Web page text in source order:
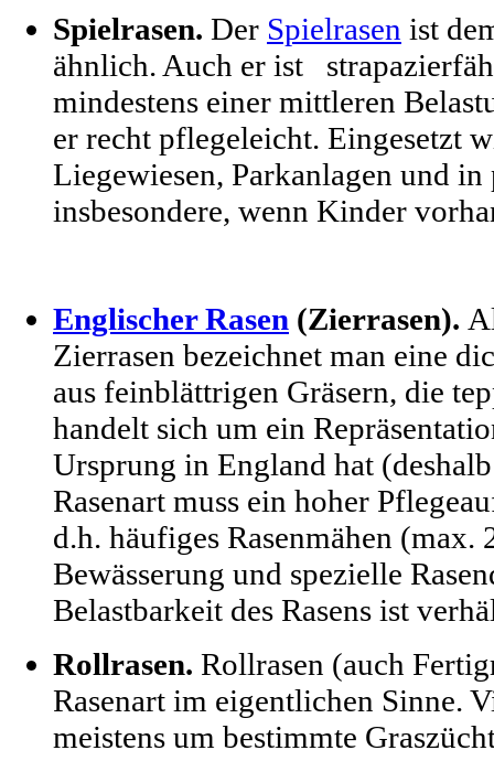
Spielrasen. Der Spielrasen ist
ähnlich. Auch er ist
mindestens einer mittleren
er recht pflegeleicht. Eingesetzt
Liegewiesen, Parkanlagen und
insbesondere, wenn Kinder
Englischer Rasen (Zierrasen).
Zierrasen bezeichnet man eine
aus feinblättrigen Gräsern, die
handelt sich um ein
Ursprung in England hat
Rasenart muss ein hoher
d.h. häufiges Rasenmähen (max.
Bewässerung und spezielle
Belastbarkeit des Rasens ist
Rollrasen. Rollrasen (auch
Rasenart im eigentlichen Sinne.
meistens um bestimmte